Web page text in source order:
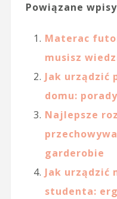
Powiązane
Materac
musisz
Jak urządzić
domu:
Najlepsze
garderobie
Jak urządzić
studenta: